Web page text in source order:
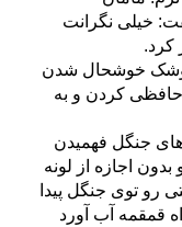
خیلی نگرانت
کرد.
خوشحال شدن
حافظی کردن و به
جنگل فهمیدن
اجازه از لونه
رو توی جنگل پیدا
قمقمه آب آورد